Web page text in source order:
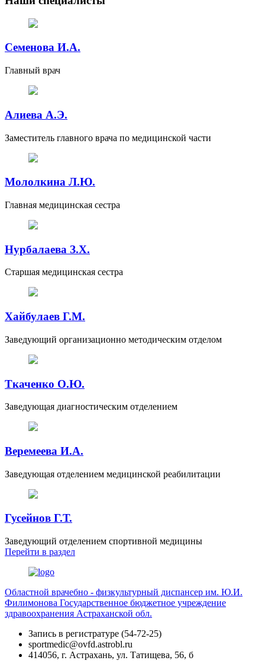
Семенова И.А.
Главный врач
Алиева А.Э.
Заместитель главного врача по медицинской части
Мололкина Л.Ю.
Главная медицинская сестра
Нурбалаева З.Х.
Старшая медицинская сестра
Хайбулаев Г.М.
Заведующий организационно методическим отделом
Ткаченко О.Ю.
Заведующая диагностическим отделением
Веремеева И.А.
Заведующая отделением медицинской реабилитации
Гусейнов Г.Т.
Заведующий отделением спортивной медицины
Перейти в раздел
Областной врачебно - физкультурный диспансер им. Ю.И.
Филимонова Государственное бюджетное учреждение
здравоохранения Астраханской обл.
Запись в регистратуре (54-72-25)
sportmedic@ovfd.astrobl.ru
414056, г. Астрахань, ул. Татищева, 56, б